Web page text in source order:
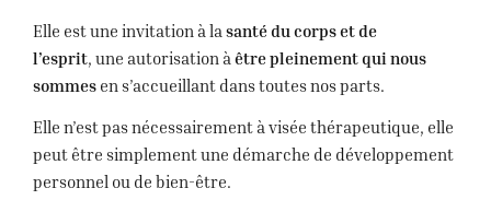
Elle est une invitation à la santédu corps et de
l’esprit, une autorisation à être pleinement qui nous
sommes en s’accueillant dans toutes nos parts.
Elle n’est pas nécessairement à visée thérapeutique, elle
peut être simplement une démarche de développement
personnel ou de bien-être.